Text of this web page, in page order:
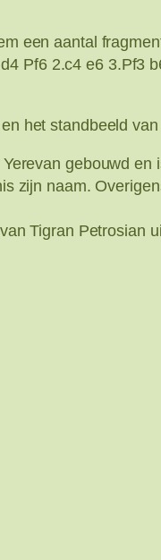
een aantal
Pf6 2.c4 e6 3.Pf3
het standbeeld
gebouwd en
zijn naam.
Tigran Petrosian